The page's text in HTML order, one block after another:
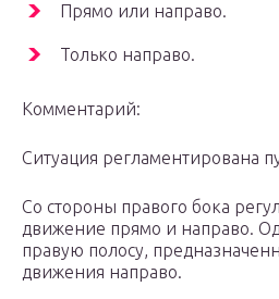
Прямо или направо.
Только направо.
Комментарий:
Ситуация регламентирована
Со стороны правого бока
движение прямо и направо.
правую полосу,
движения направо.